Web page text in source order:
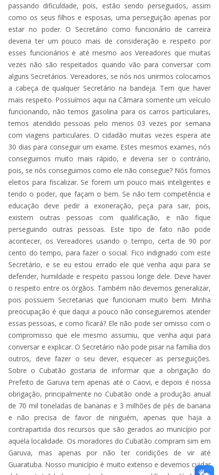
passando dificuldade, pois, estão sendo perseguidos, assim
como os seus filhos e esposas, uma perseguição apenas por
estar no poder. O Secretário como funcionário de carreira
deveria ter um pouco mais de consideração e respeito por
esses funcionários e até mesmo aos Vereadores que muitas
vezes não são respeitados quando vão para conversar com
alguns Secretários. Vereadores, se nós nos unirmos colocamos
a cabeça de qualquer Secretário na bandeja. Tem que haver
mais respeito. Possuímos aqui na Câmara somente um veículo
funcionando, não temos gasolina para os carros particulares,
temos atendido pessoas pelo menos 03 vezes por semana
com viagens particulares. O cidadão muitas vezes espera ate
30 dias para conseguir um exame. Estes mesmos exames, nós
conseguimos muito mais rápido, e deveria ser o contrário,
pois, se nós conseguimos como ele não consegue? Nós fomos
eleitos para fiscalizar. Se forem um pouco mais inteligentes e
tendo o poder, que façam o bem. Se não tem competência e
educação deve pedir a exoneração, peça para sair, pois,
existem outras pessoas com qualificação, e não fique
perseguindo outras pessoas. Este tipo de fato não pode
acontecer, os Vereadores usando o tempo, certa de 90 por
cento do tempo, para fazer o social. Fico indignado com este
Secretário, e se eu estou errado ele que venha aqui para se
defender, humildade e respeito passou longe dele. Deve haver
o respeito entre os órgãos. Também não devemos generalizar,
pois possuem Secretarias que funcionam muito bem. Minha
preocupação é que daqui a pouco não conseguiremos atender
essas pessoas, e como ficará? Ele não pode ser omisso com o
compromisso que ele mesmo assumiu, que venha aqui para
conversar e explicar. O Secretário não pode pisar na família dos
outros, deve fazer o seu dever, esquecer as perseguições.
Sobre o Cubatão gostaria de informar que a obrigação do
Prefeito de Garuva tem apenas até o Caovi, e depois é nossa
obrigação, principalmente no Cubatão onde a produção anual
de 70 mil toneladas de bananas e 3 milhões de pés de banana
e não precisa de favor de ninguém, apenas que haja a
contrapartida dos recursos que são gerados ao município por
aquela localidade. Os moradores do Cubatão compram sim em
Garuva, mas apenas por não ter condições de vir até
Guaratuba. Nosso município é muito extenso e devemos cuidar